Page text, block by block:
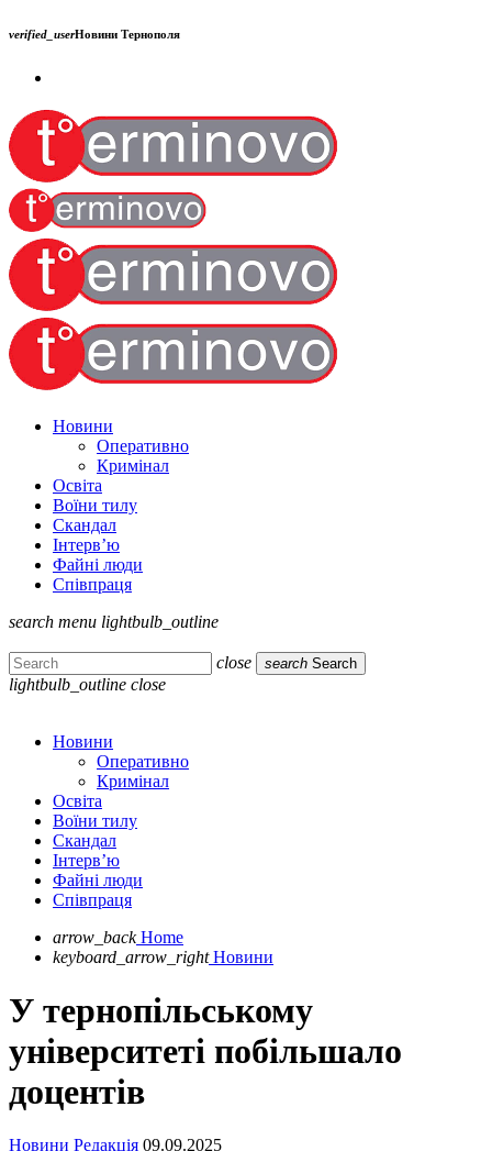
verified_userНовини Тернополя
Новини
Оперативно
Кримінал
Освіта
Воїни тилу
Скандал
Інтерв’ю
Файні люди
Співпраця
search menu lightbulb_outline
close search Search
lightbulb_outline close
Новини
Оперативно
Кримінал
Освіта
Воїни тилу
Скандал
Інтерв’ю
Файні люди
Співпраця
arrow_back Home
keyboard_arrow_right Новини
У тернопільському
університеті побільшало
доцентів
Новини Редакція 09.09.2025